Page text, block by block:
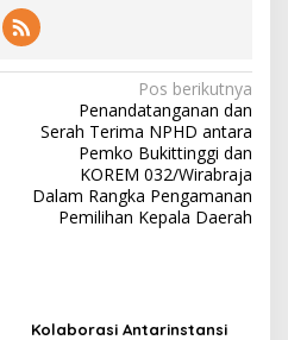
Pos berikutnya
Penandatanganan dan
Serah Terima NPHD antara
Pemko Bukittinggi dan
KOREM 032/Wirabraja
Dalam Rangka Pengamanan
Pemilihan Kepala Daerah
Kolaborasi Antarinstansi